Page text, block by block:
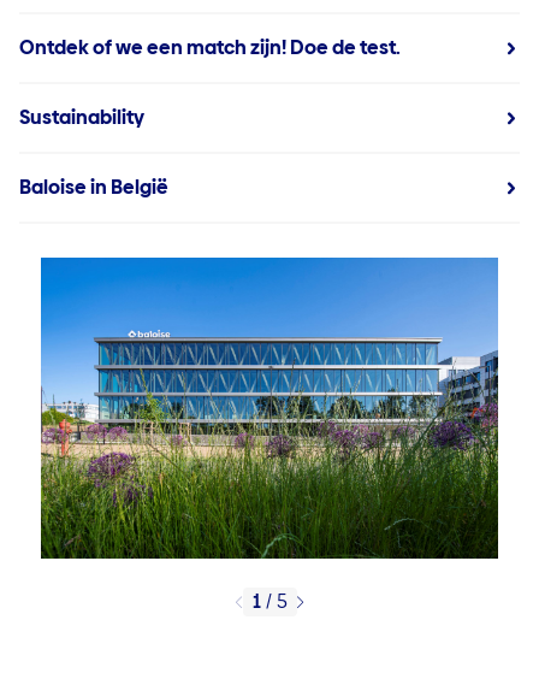
Ontdek of we een match zijn! Doe de test.
Sustainability
Baloise in België
1/5